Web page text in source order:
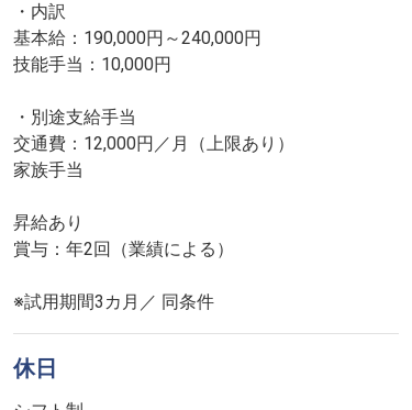
・内訳
基本給：190,000円～240,000円
技能手当：10,000円
・別途支給手当
交通費：12,000円／月（上限あり）
家族手当
昇給あり
賞与：年2回（業績による）
※試用期間3カ月／ 同条件
休日